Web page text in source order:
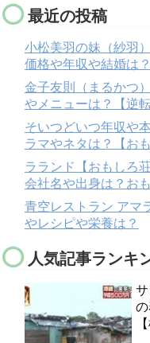
最近の投稿
小松美羽の妹（紗羽
価格や年収や結婚は？
金子友則（まるかつ
やメニューは？【逆転
そいつどいつ年収や
ラマやネタは？【お
ラランド【おもしろ
会社名や出身は？お
青空レストラン アマ
やレシピや栄養は？
人気記事ランキ